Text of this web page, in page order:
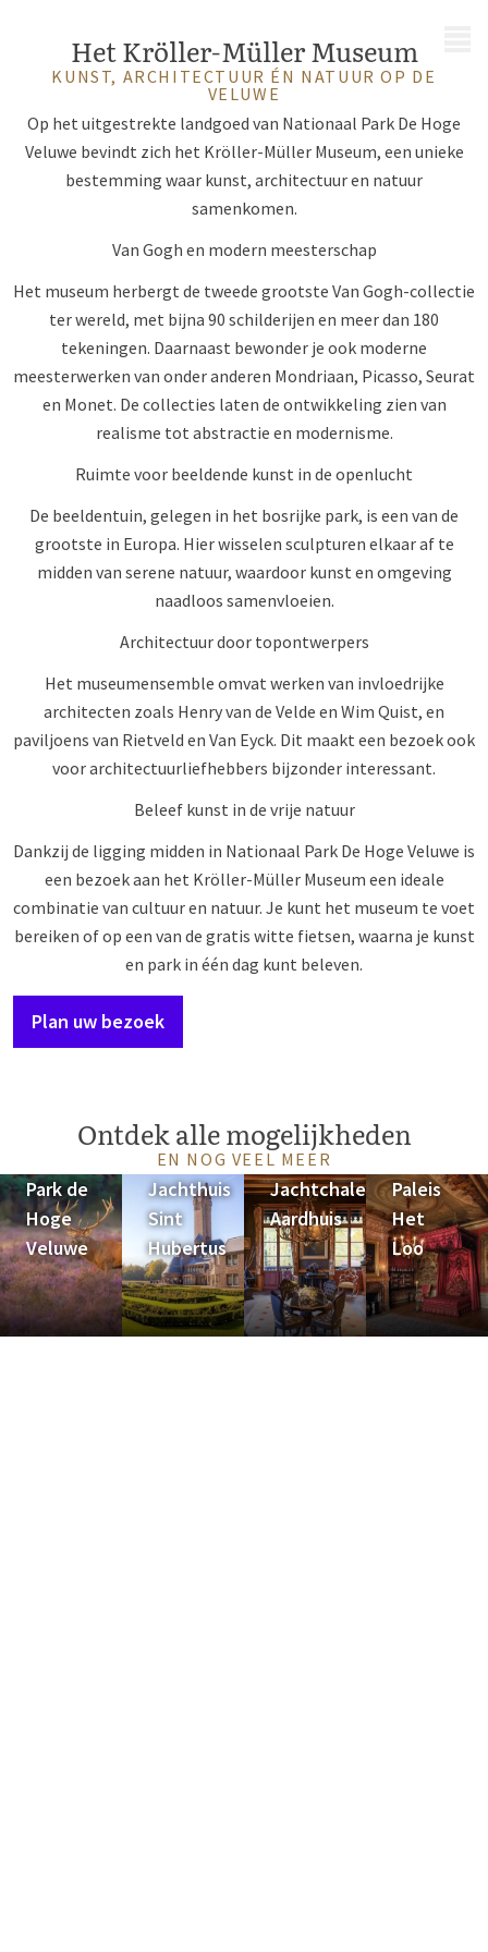
Het Kröller-Müller Museum
KUNST, ARCHITECTUUR ÉN NATUUR OP DE
VELUWE
Op het uitgestrekte landgoed van Nationaal Park De Hoge
Veluwe bevindt zich het Kröller-Müller Museum, een unieke
bestemming waar kunst, architectuur en natuur
samenkomen.
Van Gogh en modern meesterschap
Het museum herbergt de tweede grootste Van Gogh-collectie
ter wereld, met bijna 90 schilderijen en meer dan 180
tekeningen. Daarnaast bewonder je ook moderne
meesterwerken van onder anderen Mondriaan, Picasso, Seurat
en Monet. De collecties laten de ontwikkeling zien van
realisme tot abstractie en modernisme.
Ruimte voor beeldende kunst in de openlucht
De beeldentuin, gelegen in het bosrijke park, is een van de
grootste in Europa. Hier wisselen sculpturen elkaar af te
midden van serene natuur, waardoor kunst en omgeving
naadloos samenvloeien.
Architectuur door topontwerpers
Het museumensemble omvat werken van invloedrijke
architecten zoals Henry van de Velde en Wim Quist, en
paviljoens van Rietveld en Van Eyck. Dit maakt een bezoek ook
voor architectuurliefhebbers bijzonder interessant.
Beleef kunst in de vrije natuur
Dankzij de ligging midden in Nationaal Park De Hoge Veluwe is
een bezoek aan het Kröller-Müller Museum een ideale
combinatie van cultuur en natuur. Je kunt het museum te voet
bereiken of op een van de gratis witte fietsen, waarna je kunst
en park in één dag kunt beleven.
Plan uw bezoek
Ontdek alle mogelijkheden
EN NOG VEEL MEER
Park de
Hoge
Veluwe
Jachthuis
Sint
Hubertus
Jachtchalet
Aardhuis
Paleis
Het
Loo